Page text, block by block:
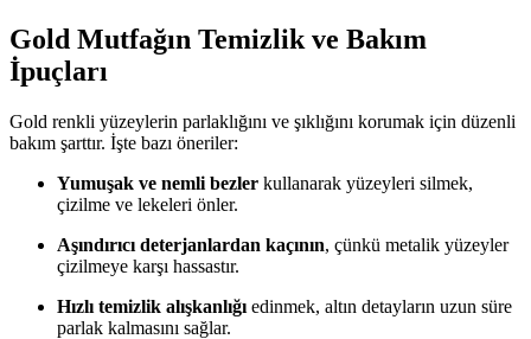
Gold Mutfağın Temizlik ve Bakım
İpuçları
Gold renkli yüzeylerin parlaklığını ve şıklığını korumak için düzenli
bakım şarttır. İşte bazı öneriler:
Yumuşak ve nemli bezler kullanarak yüzeyleri silmek,
çizilme ve lekeleri önler.
Aşındırıcı deterjanlardan kaçının, çünkü metalik yüzeyler
çizilmeye karşı hassastır.
Hızlı temizlik alışkanlığı edinmek, altın detayların uzun süre
parlak kalmasını sağlar.